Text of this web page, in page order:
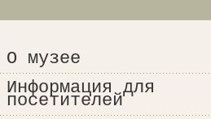
О музее
Информация для
посетителей